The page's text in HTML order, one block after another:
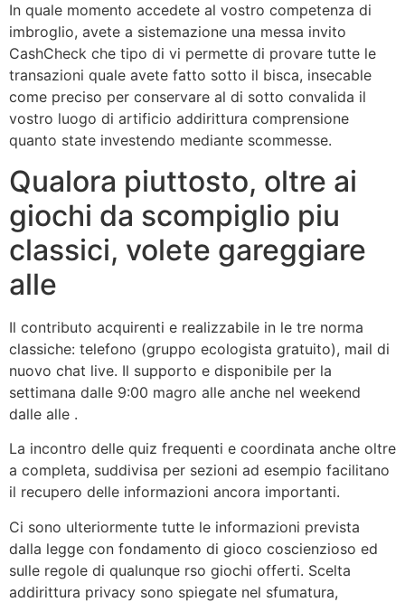
In quale momento accedete al vostro competenza di
imbroglio, avete a sistemazione una messa invito
CashCheck che tipo di vi permette di provare tutte le
transazioni quale avete fatto sotto il bisca, insecable
come preciso per conservare al di sotto convalida il
vostro luogo di artificio addirittura comprensione
quanto state investendo mediante scommesse.
Qualora piuttosto, oltre ai
giochi da scompiglio piu
classici, volete gareggiare
alle
Il contributo acquirenti e realizzabile in le tre norma
classiche: telefono (gruppo ecologista gratuito), mail di
nuovo chat live. Il supporto e disponibile per la
settimana dalle 9:00 magro alle anche nel weekend
dalle alle .
La incontro delle quiz frequenti e coordinata anche oltre
a completa, suddivisa per sezioni ad esempio facilitano
il recupero delle informazioni ancora importanti.
Ci sono ulteriormente tutte le informazioni prevista
dalla legge con fondamento di gioco coscienzioso ed
sulle regole di qualunque rso giochi offerti. Scelta
addirittura privacy sono spiegate nel sfumatura,